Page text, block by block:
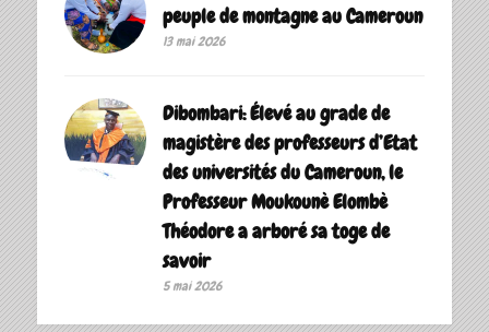
peuple de montagne au Cameroun
13 mai 2026
Dibombari: Élevé au grade de
magistère des professeurs d’Etat
des universités du Cameroun, le
Professeur Moukounè Elombè
Théodore a arboré sa toge de
savoir ‎
5 mai 2026